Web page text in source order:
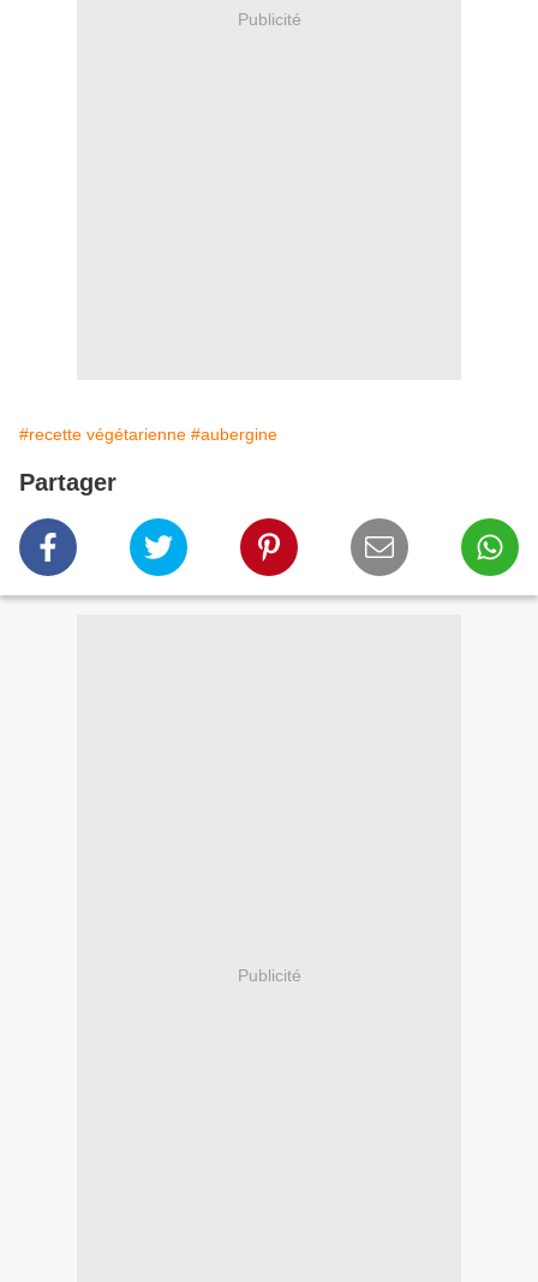
Publicité
#recette végétarienne #aubergine
Partager
Publicité